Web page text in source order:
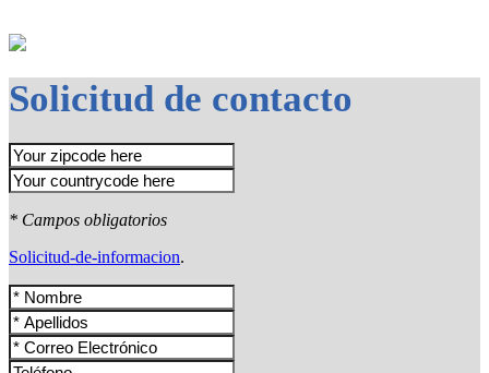
Solicitud de contacto
* Campos obligatorios
Solicitud-de-informacion.